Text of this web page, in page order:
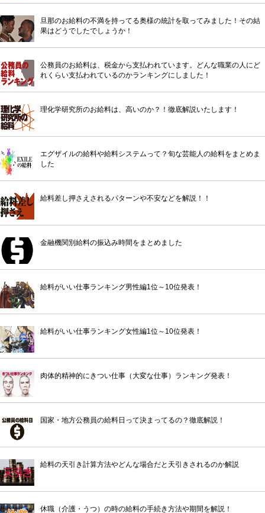
旦那のお給料の不満を持ってる奥様の統計を取ってみました！その結
果はどうでしたでしょうか！
公務員のお給料は、税金から支払われています。どんな職業の人にど
れくらい支払われているのかランキングにしました！
理化学研究所のお給料は、高いのか？！徹底解説いたします！
エグザイルの給料や給料システムって？旬な芸能人の給料をまとめま
した
給料差し押さえされるパターンや不安などを解説！！
金融機関別給料の振込み時間をまとめました
給料がいい仕事ランキング男性編1位～10位発表！
給料がいい仕事ランキング女性編1位～10位発表！
肉体的精神的にきつい仕事（大変な仕事）ランキング発表！
国家・地方公務員の給料日って決まってるの？徹底解説！
給料の天引き計算方法やどんな場合だと天引きされるのか解説
休職（介護・うつ）の時の給料の手続き方法や期間を解説！